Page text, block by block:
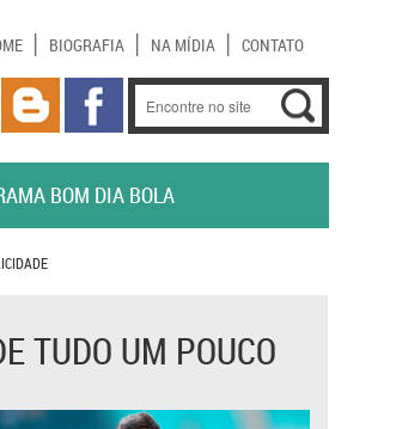
BIOGRAFIA NA MÍDIA CONTATO
BOM DIA BOLA
TUDO UM POUCO